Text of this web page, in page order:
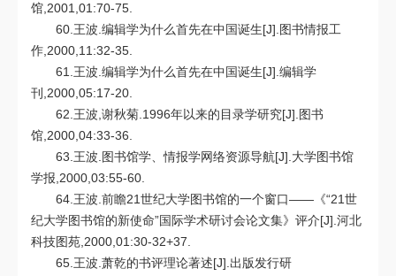
馆,2001,01:70-75.
60.王波.编辑学为什么首先在中国诞生[J].图书情报工
作,2000,11:32-35.
61.王波.编辑学为什么首先在中国诞生[J].编辑学
刊,2000,05:17-20.
62.王波,谢秋菊.1996年以来的目录学研究[J].图书
馆,2000,04:33-36.
63.王波.图书馆学、情报学网络资源导航[J].大学图书馆
学报,2000,03:55-60.
64.王波.前瞻21世纪大学图书馆的一个窗口——《“21世
纪大学图书馆的新使命”国际学术研讨会论文集》评介[J].河北
科技图苑,2000,01:30-32+37.
65.王波.萧乾的书评理论著述[J].出版发行研